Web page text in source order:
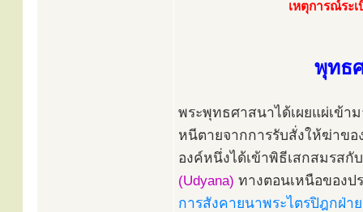
เหตุการณ์ระ
พุทธ
พระพุทธศาสนาได้เผยแผ่เข้
หนีตายจากการรับสั่งให้ฆ่าขอ
องค์หนึ่งได้เข้าพิธีเสกสมรส
(Udyana) ทางตอนเหนือของป
การสังคายนาพระไตรปิฎกฝ่า